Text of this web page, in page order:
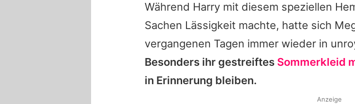
Während Harry mit diesem speziellen
Sachen Lässigkeit machte, hatte sich
vergangenen Tagen immer wieder in
Besonders ihr gestreiftes Sommerkleid
in Erinnerung bleiben.
Anzeige